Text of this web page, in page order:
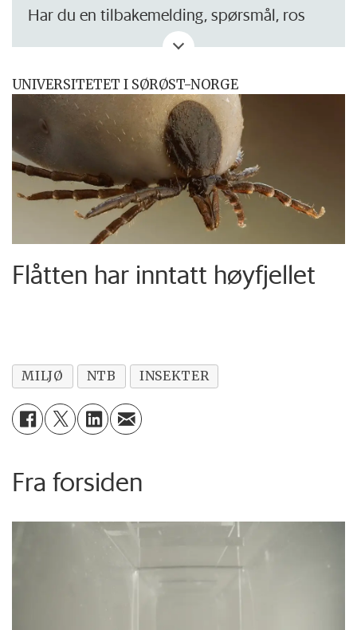
Har du en tilbakemelding, spørsmål, ros
eller kritikk? Eller tips om noe vi bør skrive
UNIVERSITETET I SØRØST-NORGE
Flåtten har inntatt høyfjellet
MILJØ NTB INSEKTER
Fra forsiden